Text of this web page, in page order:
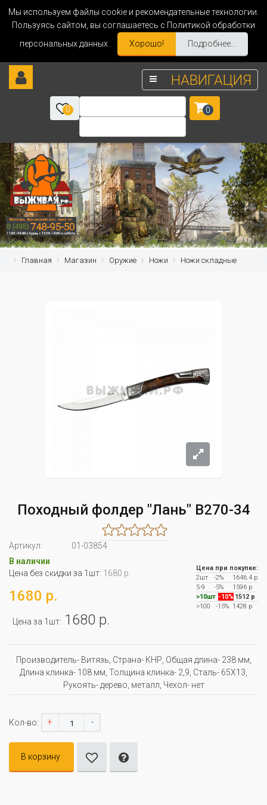
Мы используем файлы cookie и рекомендательные технологии.
Пользуясь сайтом, вы соглашаетесь с Политикой обработки
персональных данных.
Хорошо! Подробнее...
НАВИГАЦИЯ
0 0
Главная Магазин Оружие Ножи Ножи складные
Походный фолдер "Лань" B270-34
Артикул:
01-03854
В наличии
Цена без скидки за 1шт: 1680 р.
1680 р.
Цена за 1шт: 1680 р.
Цена при покупке:
2шт
-2%
1646.4 р
5-9
-5%
1596 р
>10шт -10% 1512 р
>100
-15% 1428 р
Производитель- Витязь, Страна- КНР, Oбщая длина- 238 мм,
Длина клинка- 108 мм, Толщина клинка- 2,9, Сталь- 65Х13,
Рукоять- дерево, металл, Чехол- нет
Кол-во: + -
В корзину